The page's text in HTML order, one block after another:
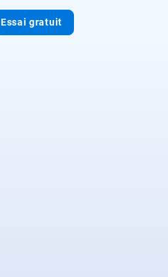
Essai gratuit